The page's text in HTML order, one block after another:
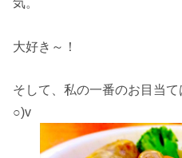
大好き～！
そして、私の一番のお目当
○)v